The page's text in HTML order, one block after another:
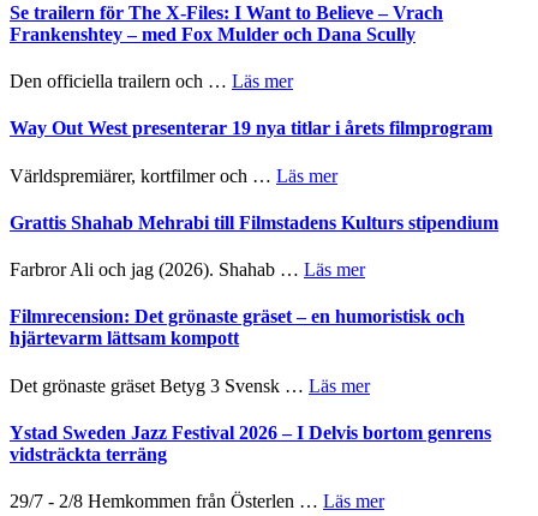
–
en
Se trailern för The X-Files: I Want to Believe – Vrach
Frankenshtey – med Fox Mulder och Dana Scully
Den officiella trailern och … Läs merom
trailern
The
X-
I
to
–
Fox
Mulder
Dana
Scully
Way Out West presenterar 19 nya titlar i årets filmprogram
Världspremiärer, kortfilmer och … Läs merom
Out
19
titlar
filmprogram
Grattis Shahab Mehrabi till Filmstadens Kulturs stipendium
Farbror Ali och jag (2026). Shahab … Läs merom
Shahab
Kulturs
Filmrecension: Det grönaste gräset – en humoristisk och
hjärtevarm lättsam kompott
Det grönaste gräset Betyg 3 Svensk … Läs merom
Det
grönaste
Ystad Sweden Jazz Festival 2026 – I Delvis bortom genrens
vidsträckta terräng
29/7 - 2/8 Hemkommen från Österlen … Läs merom